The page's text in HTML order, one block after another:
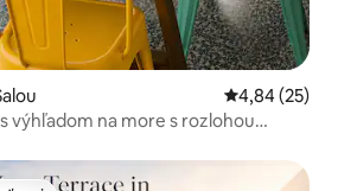
Priemerné
4,84 (25)
výhľadom na more s rozlohou